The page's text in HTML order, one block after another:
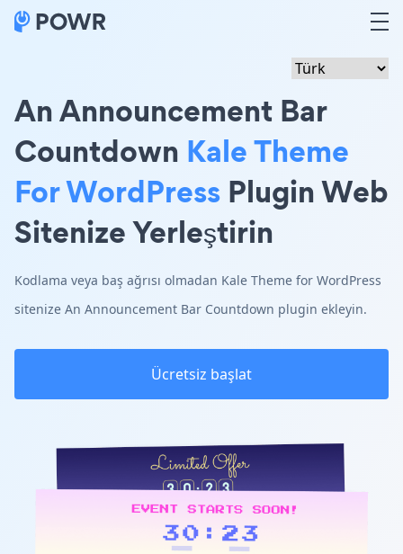
An Announcement Bar
Countdown Kale Theme
For WordPress Plugin Web
Sitenize Yerleştirin
Kodlama veya baş ağrısı olmadan Kale Theme for WordPress
sitenize An Announcement Bar Countdown plugin ekleyin.
Ücretsiz başlat